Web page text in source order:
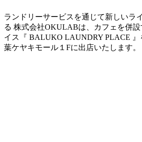
ランドリーサービスを通じて新しいラ
る 株式会社OKULABは、カフェを併
イス『 BALUKO LAUNDRY PLACE 』
葉ケヤキモール１Fに出店いたします。